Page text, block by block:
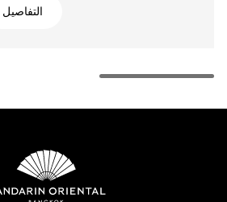
التفاصيل